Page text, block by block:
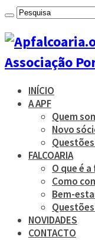
Associação
INÍCIO
A APF
Quem
Novo
FALCOARIA
O que é
Como
Bem-
NOVIDADES
CONTACTO